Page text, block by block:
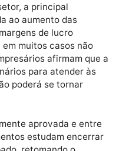
Agência Nacional do
de segunda a sábado,
os empresários têm
de operação”,
setor, a principal
margens de lucro
em muitos casos não